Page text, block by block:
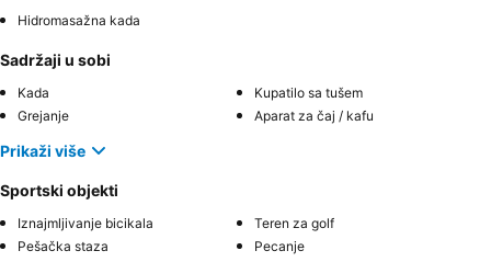
Hidromasažna kada
Sadržaji u sobi
Kada
Kupatilo sa tušem
Grejanje
Aparat za čaj / kafu
Prikaži više
Sportski objekti
Iznajmljivanje bicikala
Teren za golf
Pešačka staza
Pecanje